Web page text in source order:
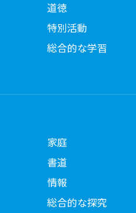
道徳
特別活動
総合的な学習
家庭
書道
情報
総合的な探究